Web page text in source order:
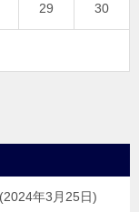
29 30
2024年3月25日